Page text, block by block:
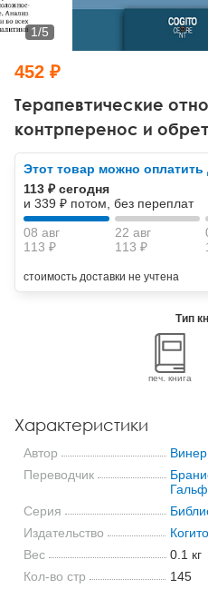
Тревожные расстройства,
Психодрама
Другие направления
Классический,
НЛП
Психология труда и
Социальная психология
Социальная и
Классический и юнгианский
Терапевтические
контрперенос и
1/5
452 ₽
Этот товар можно
113 ₽ сегодня
и 339 ₽ потом, без переплат
08 авг
113 ₽
22 авг
113 ₽
стоимость доставки не учтена
Тип
печ. книга
Характеристики
Автор
Переводчик
Серия
Издательство
Вес
0.1 кг
Кол-во стр
145